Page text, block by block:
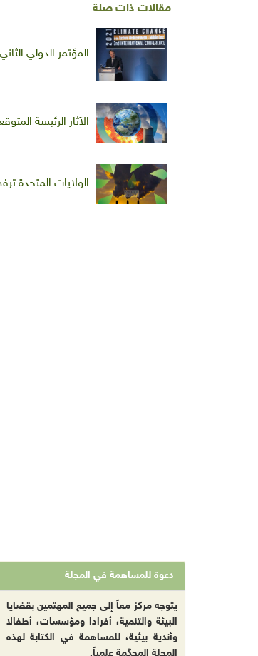
مقالات ذات صلة
المؤتمر الدولي
الآثار الرئيسة
الولايات المتحدة
دعوة للمساهمة في المجلة
يتوجه مركز معاً إلى جميع المهتمين بقضايا
البيئة والتنمية، أفرادا ومؤسسات، أطفالا
وأندية بيئية، للمساهمة في الكتابة لهذه